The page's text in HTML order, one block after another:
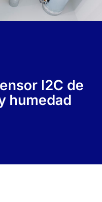
I2C de
humedad